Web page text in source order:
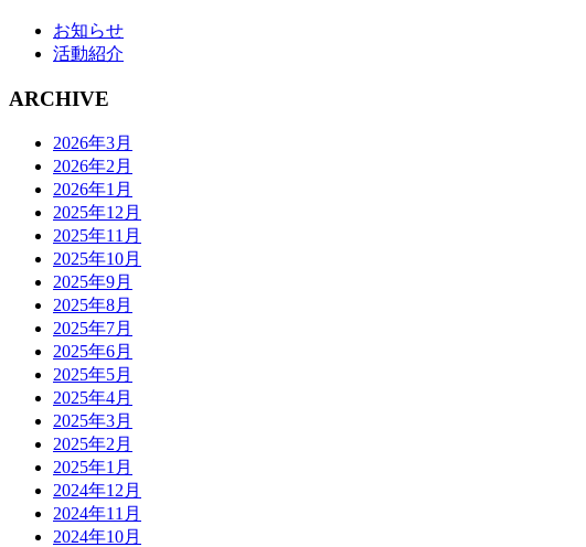
お知らせ
活動紹介
ARCHIVE
2026年3月
2026年2月
2026年1月
2025年12月
2025年11月
2025年10月
2025年9月
2025年8月
2025年7月
2025年6月
2025年5月
2025年4月
2025年3月
2025年2月
2025年1月
2024年12月
2024年11月
2024年10月